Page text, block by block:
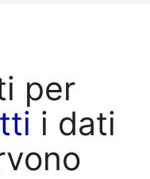
per
i dati